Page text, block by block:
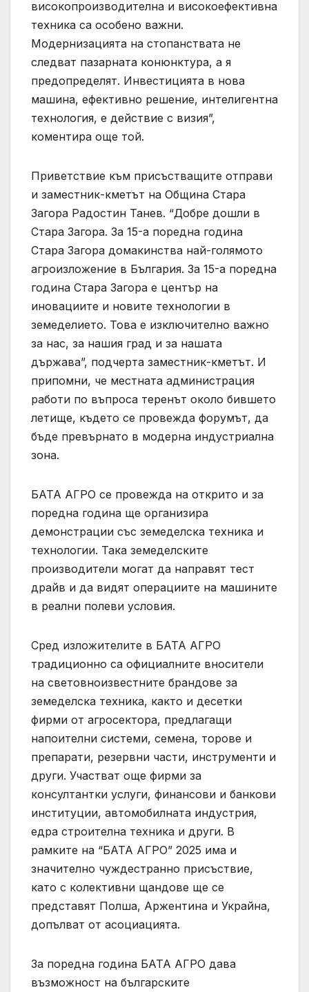
високопроизводителна и високоефективна
техника са особено важни.
Модернизацията на стопанствата не
следват пазарната конюнктура, а я
предопределят. Инвестицията в нова
машина, ефективно решение, интелигентна
технология, е действие с визия”,
коментира още той.
Приветствие към присъстващите отправи
и заместник-кметът на Община Стара
Загора Радостин Танев. “Добре дошли в
Стара Загора. За 15-а поредна година
Стара Загора домакинства най-голямото
агроизложение в България. За 15-а поредна
година Стара Загора е център на
иновациите и новите технологии в
земеделието. Това е изключително важно
за нас, за нашия град и за нашата
държава”, подчерта заместник-кметът. И
припомни, че местната администрация
работи по въпроса теренът около бившето
летище, където се провежда форумът, да
бъде превърнато в модерна индустриална
зона.
БАТА АГРО се провежда на открито и за
поредна година ще организира
демонстрации със земеделска техника и
технологии. Така земеделските
производители могат да направят тест
драйв и да видят операциите на машините
в реални полеви условия.
Сред изложителите в БАТА АГРО
традиционно са официалните вносители
на световноизвестните брандове за
земеделска техника, както и десетки
фирми от агросектора, предлагащи
напоителни системи, семена, торове и
препарати, резервни части, инструменти и
други. Участват още фирми за
консултантки услуги, финансови и банкови
институции, автомобилната индустрия,
едра строителна техника и други. В
рамките на “БАТА АГРО” 2025 има и
значително чуждестранно присъствие,
като с колективни щандове ще се
представят Полша, Аржентина и Украйна,
допълват от асоциацията.
За поредна година БАТА АГРО дава
възможност на българските